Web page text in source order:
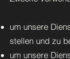
um unsere
stellen und zu
um unsere